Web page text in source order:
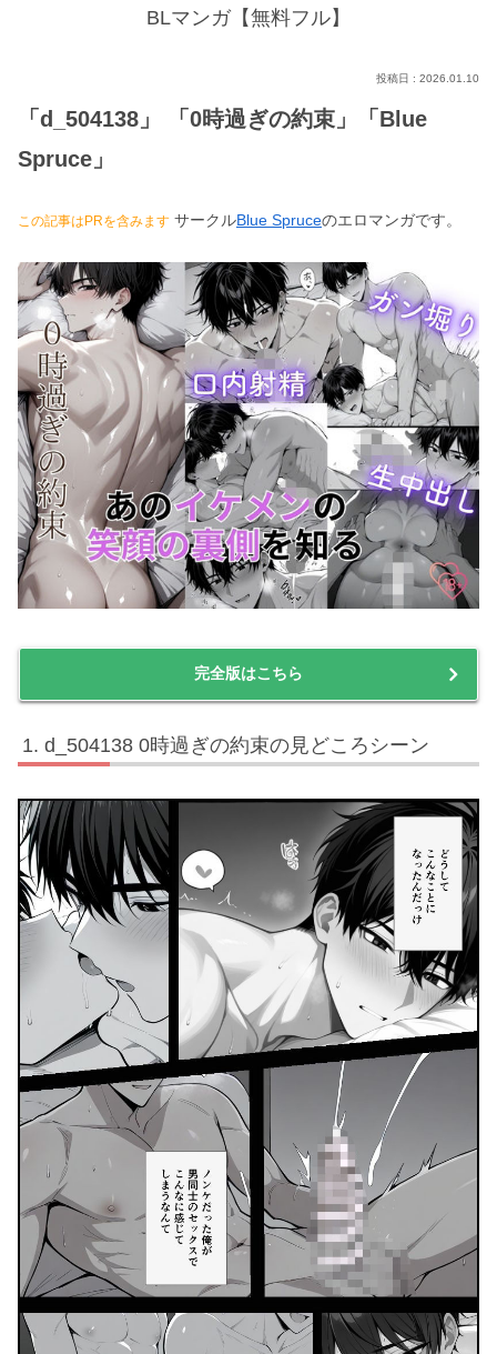
BLマンガ【無料フル】
2026.01.10
「d_504138」 「0時過ぎの約束」「Blue
Spruce」
この記事はPRを含みます サークルBlue Spruceのエロマンガです。
完全版はこちら
d_504138 0時過ぎの約束の見どころシーン